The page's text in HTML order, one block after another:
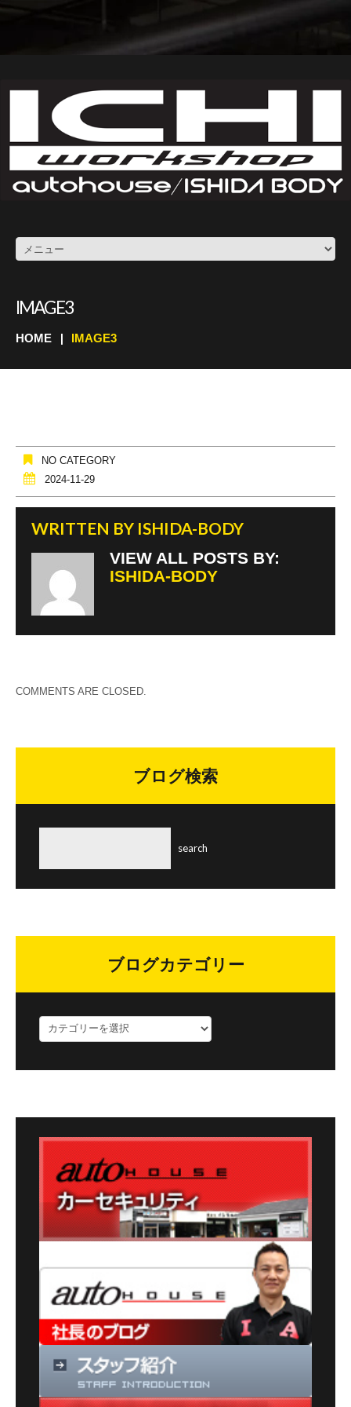
IMAGE3
HOME IMAGE3
NO CATEGORY
2024-11-29
WRITTEN BY ISHIDA-BODY
VIEW ALL POSTS BY:
ISHIDA-BODY
COMMENTS ARE CLOSED.
ブログ検索
ブログカテゴリー
ロ
ー